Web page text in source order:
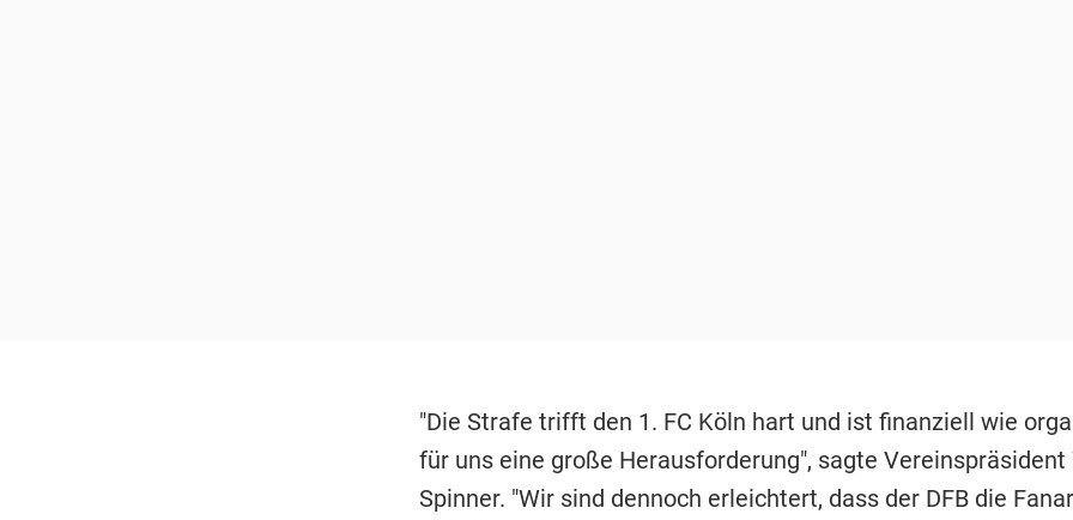
"Die Strafe trifft den 1. FC Köln hart und ist finanziell wie
für uns eine große Herausforderung", sagte Vereinspräsident
Spinner. "Wir sind dennoch erleichtert, dass der DFB die